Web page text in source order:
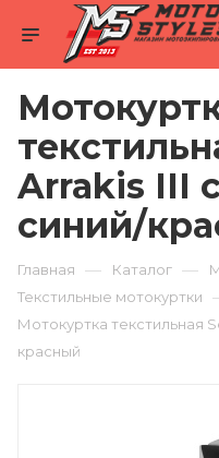
Arrakis III
синий/
Главная — Каталог —
Текстильные мотокуртки
Мотокуртка текстильная
красный